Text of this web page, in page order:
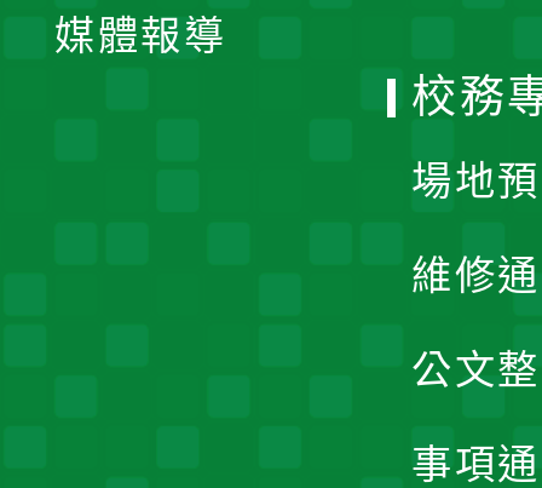
媒體報導
校務
場地
維修
公文
事項